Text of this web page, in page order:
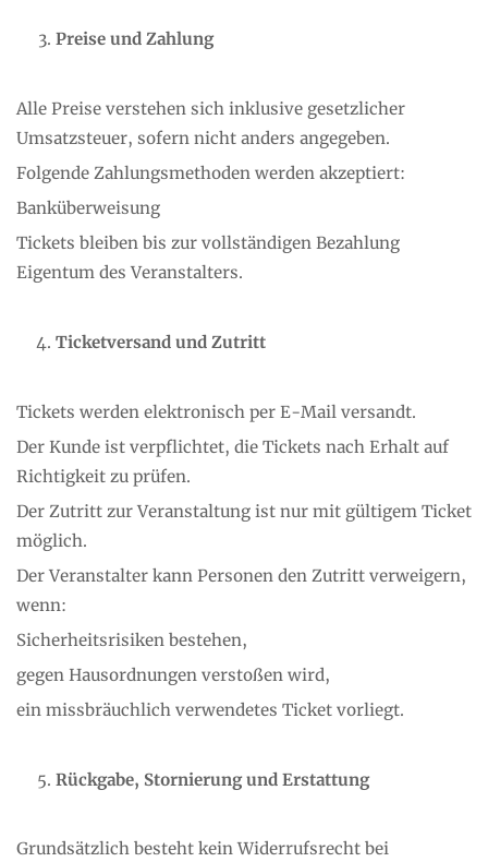
Preise und Zahlung
Alle Preise verstehen sich inklusive gesetzlicher
Umsatzsteuer, sofern nicht anders angegeben.
Folgende Zahlungsmethoden werden akzeptiert:
Banküberweisung
Tickets bleiben bis zur vollständigen Bezahlung
Eigentum des Veranstalters.
Ticketversand und Zutritt
Tickets werden elektronisch per E-Mail versandt.
Der Kunde ist verpflichtet, die Tickets nach Erhalt auf
Richtigkeit zu prüfen.
Der Zutritt zur Veranstaltung ist nur mit gültigem Ticket
möglich.
Der Veranstalter kann Personen den Zutritt verweigern,
wenn:
Sicherheitsrisiken bestehen,
gegen Hausordnungen verstoßen wird,
ein missbräuchlich verwendetes Ticket vorliegt.
Rückgabe, Stornierung und Erstattung
Grundsätzlich besteht kein Widerrufsrecht bei